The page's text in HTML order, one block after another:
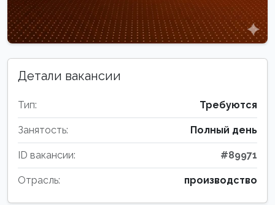
Детали вакансии
Тип: Требуются
Занятость: Полный день
ID вакансии: #89971
Отрасль: производство